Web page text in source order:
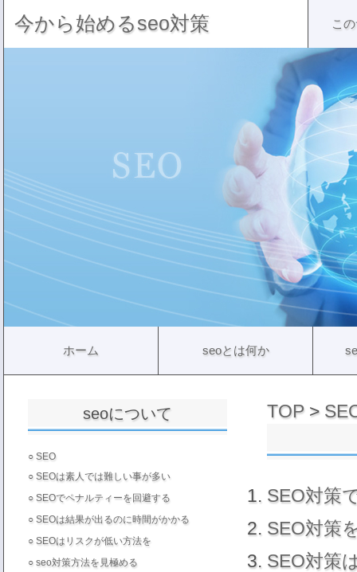
今から始めるseo対策 こ
ホーム seoとは何か
seoについて
○ SEO
○ SEOは素人では難しい事が多い
○ SEOでペナルティーを回避する
○ SEOは結果が出るのに時間がかかる
○ SEOはリスクが低い方法を
○ seo対策方法を見極める
TOP >
SEO対策
SEO対策
SEO対策